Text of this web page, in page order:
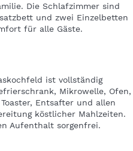
Die Schlafzimmer sind
und zwei Einzelbetten
für alle Gäste.
ist vollständig
Mikrowelle, Ofen,
Entsafter und allen
köstlicher Mahlzeiten.
Aufenthalt sorgenfrei.